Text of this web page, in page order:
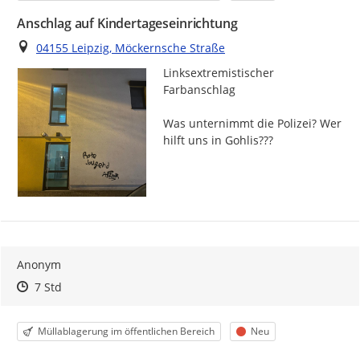
Anschlag auf Kindertageseinrichtung
Ort
04155 Leipzig, Möckernsche Straße
Linksextremistischer
Farbanschlag
Was unternimmt die Polizei? Wer
hilft uns in Gohlis???
Anonym
Zeitpunkt des Erstellens
Zeitpunkt des Erstellens
7 StdZur Äußerung
Kategorie
Müllablagerung im öffentlichen Bereich Status
Neu